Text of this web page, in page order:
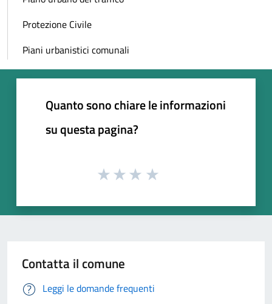
Protezione Civile
Piani urbanistici comunali
Quanto sono chiare le informazioni
su questa pagina?
Contatta il comune
Leggi le domande frequenti